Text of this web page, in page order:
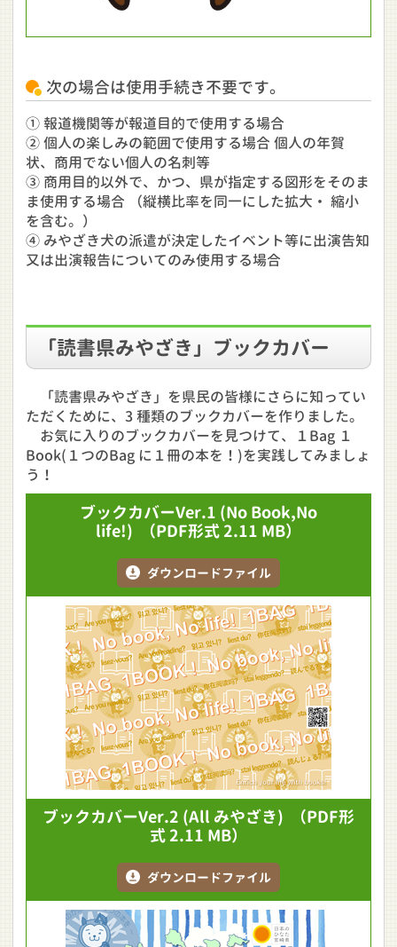
次の場合は使用手続き不要です。
① 報道機関等が報道目的で使用する場合
② 個人の楽しみの範囲で使用する場合 個人の年賀
状、商用でない個人の名刺等
③ 商用目的以外で、かつ、県が指定する図形をそのま
ま使用する場合 （縦横比率を同一にした拡大・ 縮小
を含む。）
④ みやざき犬の派遣が決定したイベント等に出演告知
又は出演報告についてのみ使用する場合
「読書県みやざき」ブックカバー
「読書県みやざき」を県民の皆様にさらに知ってい
ただくために、3 種類のブックカバーを作りました。
お気に入りのブックカバーを見つけて、１Bag １
Book(１つのBag に１冊の本を！)を実践してみましょ
う！
ブックカバーVer.1 (No Book,No
life!) （PDF形式 2.11 MB）
ダウンロードファイル
ブックカバーVer.2 (All みやざき) （PDF形
式 2.11 MB）
ダウンロードファイル